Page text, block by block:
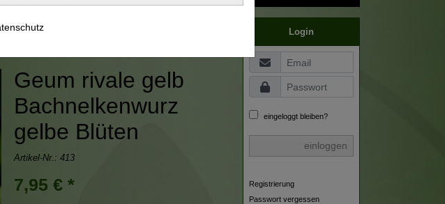
Geum rivale gelb
Bachnelkenwurz
gelbe Blüten
Artikel-Nr.: 413
7,95 € *
Login
eingeloggt bleiben?
einloggen
Registrierung
Passwort vergessen